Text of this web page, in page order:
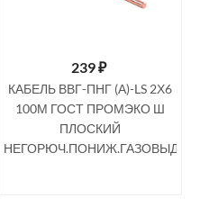
239₽
КАБЕЛЬ ВВГ-ПНГ (А)-LS 2Х6
100М ГОСТ ПРОМЭКО Ш
ПЛОСКИЙ
НЕГОРЮЧ.ПОНИЖ.ГАЗОВЫД.